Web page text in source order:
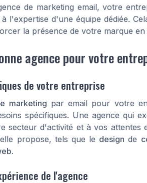
de marketing email, votre
l'expertise d'une équipe dédiée.
la présence de votre marque en
agence pour votre
de votre entreprise
marketing par email pour votre
spécifiques. Une agence qui
secteur d'activité et à vos attentes
propose, tels que le design de
.
de l'agence